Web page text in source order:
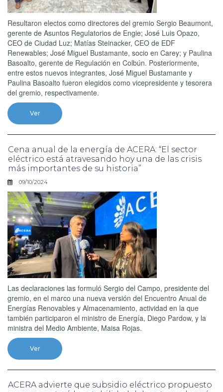
Resultaron electos como directores del gremio Sergio Beaumont,
gerente de Asuntos Regulatorios de Engie; José Luis Opazo,
CEO de Ciudad Luz; Matías Steinacker, CEO de EDF
Renewables; José Miguel Bustamante, socio en Carey; y Paulina
Basoalto, gerente de Regulación en Colbún. Posteriormente,
entre estos nuevos integrantes, José Miguel Bustamante y
Paulina Basoalto fueron elegidos como vicepresidente y tesorera
del gremio, respectivamente.
Ver
Cena anual de la energía de ACERA: “El sector
eléctrico está atravesando hoy una de las crisis
más importantes de su historia”
09/10/2024
Las declaraciones las formuló Sergio del Campo, presidente del
gremio, en el marco una nueva versión del Encuentro Anual de
Energías Renovables y Almacenamiento, actividad en la que
también participaron el ministro de Energía, Diego Pardow, y la
ministra del Medio Ambiente, Maisa Rojas.
Ver
ACERA advierte que subsidio eléctrico propuesto